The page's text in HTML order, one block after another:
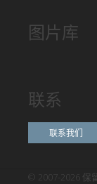
图片库
联系
联系我们
© 2007-2026 保